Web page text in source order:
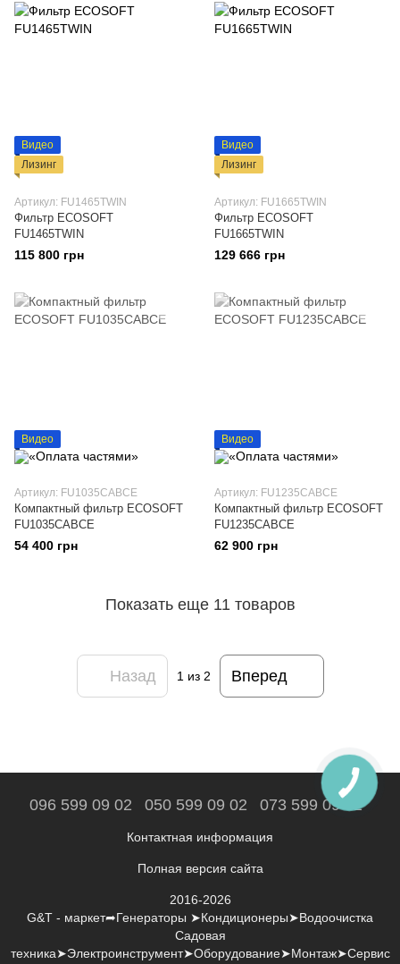
Видео
Лизинг
Артикул: FU1465TWIN
Фильтр ECOSOFT
FU1465TWIN
115 800 грн
Видео
Лизинг
Артикул: FU1665TWIN
Фильтр ECOSOFT
FU1665TWIN
129 666 грн
Видео
Артикул: FU1035CABCE
Компактный фильтр ECOSOFT
FU1035CABCE
54 400 грн
Видео
Артикул: FU1235CABCE
Компактный фильтр ECOSOFT
FU1235CABCE
62 900 грн
Показать еще 11 товаров
Назад 1 из 2 Вперед
096 599 09 02 050 599 09 02 073 599 09 02
Контактная информация
Полная версия сайта
2016-2026
G&T - маркет➦Генераторы ➤Кондиционеры➤Водоочистка
Садовая
техника➤Электроинструмент➤Оборудование➤Монтаж➤Сервис